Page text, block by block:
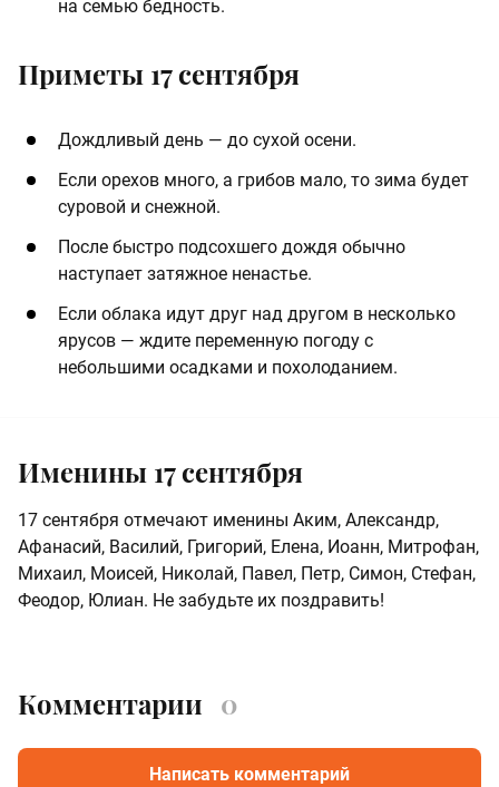
на семью бедность.
Приметы 17 сентября
Дождливый день — до сухой осени.
Если орехов много, а грибов мало, то зима будет
суровой и снежной.
После быстро подсохшего дождя обычно
наступает затяжное ненастье.
Если облака идут друг над другом в несколько
ярусов — ждите переменную погоду с
небольшими осадками и похолоданием.
Именины 17 сентября
17 сентября отмечают именины Аким, Александр,
Афанасий, Василий, Григорий, Елена, Иоанн, Митрофан,
Михаил, Моисей, Николай, Павел, Петр, Симон, Стефан,
Феодор, Юлиан. Не забудьте их поздравить!
Комментарии 0
Написать комментарий